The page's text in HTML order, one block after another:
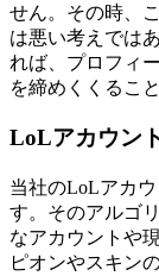
せん。その時、
は悪い考えでは
れば、プロフィ
を締めくくるこ
LoLアカウン
当社のLoLアカ
す。そのアルゴ
なアカウントや
ピオンやスキン